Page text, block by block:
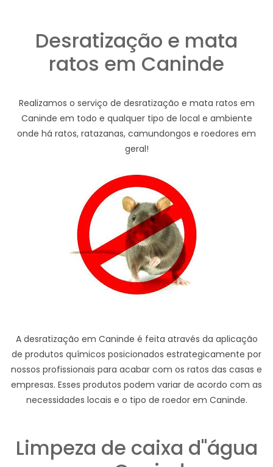
Desratização e mata
ratos em Caninde
Realizamos o serviço de desratização e mata ratos em
Caninde em todo e qualquer tipo de local e ambiente
onde há ratos, ratazanas, camundongos e roedores em
geral!
A desratização em Caninde é feita através da aplicação
de produtos químicos posicionados estrategicamente por
nossos profissionais para acabar com os ratos das casas e
empresas. Esses produtos podem variar de acordo com as
necessidades locais e o tipo de roedor em Caninde.
Limpeza de caixa d"água